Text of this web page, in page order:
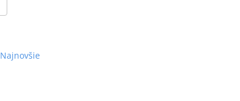
Najnovšie